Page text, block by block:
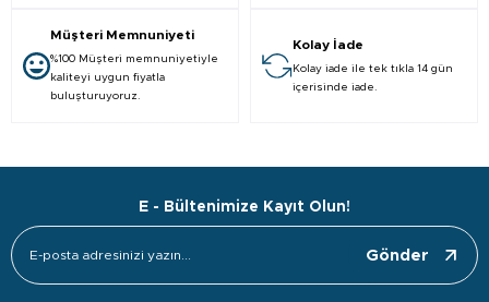
Müşteri Memnuniyeti
%100 Müşteri memnuniyetiyle
kaliteyi uygun fiyatla
buluşturuyoruz.
Kolay İade
Kolay iade ile tek tıkla 14 gün
içerisinde iade.
E - Bültenimize Kayıt Olun!
Gönder